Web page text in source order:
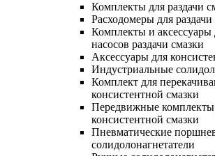
Комплекты для раздачи
Расходомеры для раздачи
Комплекты и аксессуары
насосов раздачи смазки
Аксессуары для
Индустриальные
Комплект для
консистентной смазки
Передвижные комплекты
консистентной смазки
Пневматические
солидолонагнетатели